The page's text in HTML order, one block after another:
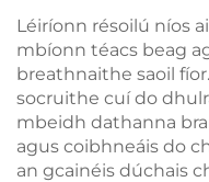
Léiríonn résoilú níos
mbíonn téacs beag
breathnaithe saoil
socruithe cuí do
mbeidh dathanna
agus coibhneáis do
an gcainéis dúchais